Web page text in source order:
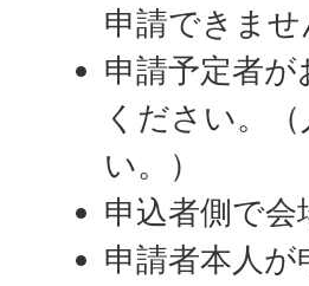
申請できませ
申請予定者
ください。
い。）
申込者側で
申請者本人